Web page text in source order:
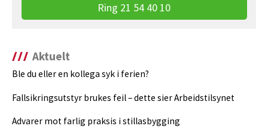
Ring 21 54 40 10
Aktuelt
Ble du eller en kollega syk i ferien?
Fallsikringsutstyr brukes feil – dette sier Arbeidstilsynet
Advarer mot farlig praksis i stillasbygging